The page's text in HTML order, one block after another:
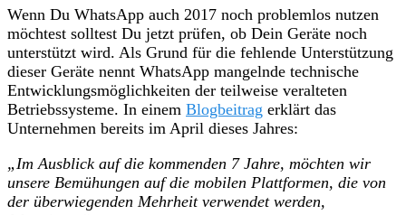
Wenn Du WhatsApp auch 2017 noch problemlos nutzen
möchtest solltest Du jetzt prüfen, ob Dein Geräte noch
unterstützt wird. Als Grund für die fehlende Unterstützung
dieser Geräte nennt WhatsApp mangelnde technische
Entwicklungsmöglichkeiten der teilweise veralteten
Betriebssysteme. In einem Blogbeitrag erklärt das
Unternehmen bereits im April dieses Jahres:
„Im Ausblick auf die kommenden 7 Jahre, möchten wir
unsere Bemühungen auf die mobilen Plattformen, die von
der überwiegenden Mehrheit verwendet werden,